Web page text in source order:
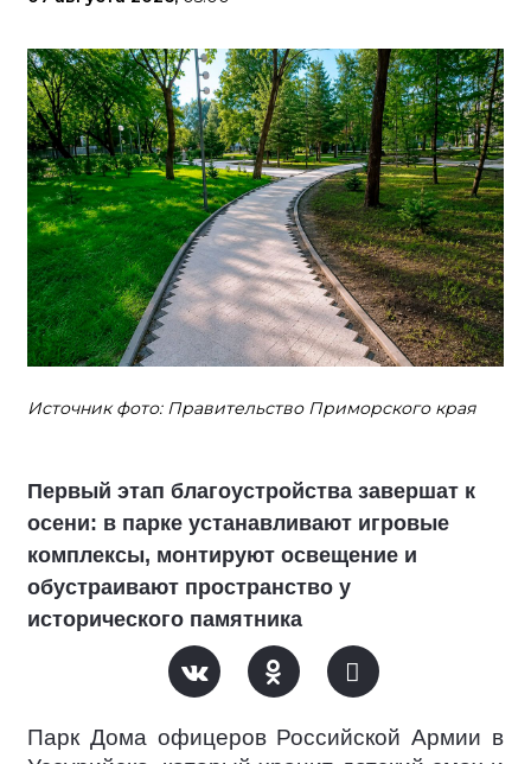
Источник фото: Правительство Приморского края
Первый этап благоустройства завершат к
осени: в парке устанавливают игровые
комплексы, монтируют освещение и
обустраивают пространство у
исторического памятника
Парк Дома офицеров Российской Армии в